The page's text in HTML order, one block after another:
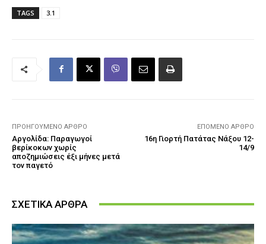
TAGS 3.1
ΠΡΟΗΓΟΎΜΕΝΟ ΆΡΘΡΟ
Αργολίδα: Παραγωγοί
βερίκοκων χωρίς
αποζημιώσεις έξι μήνες μετά
τον παγετό
ΕΠΌΜΕΝΟ ΆΡΘΡΟ
16η Γιορτή Πατάτας Νάξου 12-
14/9
ΣΧΕΤΙΚΑ ΑΡΘΡΑ